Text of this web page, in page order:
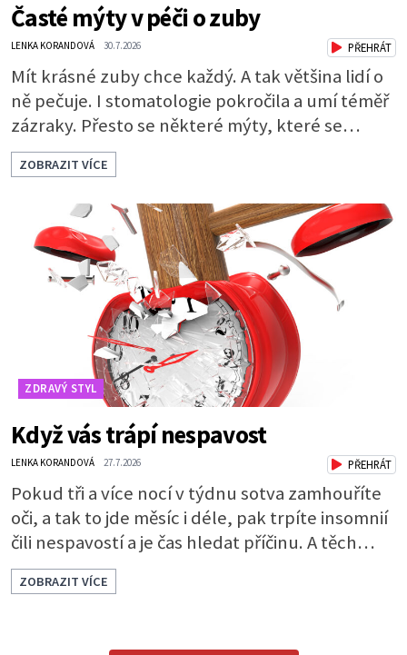
Časté mýty v péči o zuby
LENKA KORANDOVÁ 30.7.2026 PŘEHRÁT
Mít krásné zuby chce každý. A tak většina lidí o
ně pečuje. I stomatologie pokročila a umí téměř
zázraky. Přesto se některé mýty, které se
tradují, nedaří vyvrátit. Které? Večer místo
čištění snězte jablko Jedna z nejoblíbenějších
pověr už z časů našich babiček, kterou se
rozhodně nevyplatí praktikovat. Jablko
opravdu zuby nevyčistí. Obsahuje sacharidy,
které bakterie v ústech pře
ZOBRAZIT VÍCE
ZDRAVÝ STYL
Když vás trápí nespavost
LENKA KORANDOVÁ 27.7.2026 PŘEHRÁT
Pokud tři a více nocí v týdnu sotva zamhouříte
oči, a tak to jde měsíc i déle, pak trpíte insomnií
čili nespavostí a je čas hledat příčinu. A těch
může být celá řada. Vlastně váš spánek může
rušit skoro cokoli. Nicméně některé důvody
ZOBRAZIT VÍCE